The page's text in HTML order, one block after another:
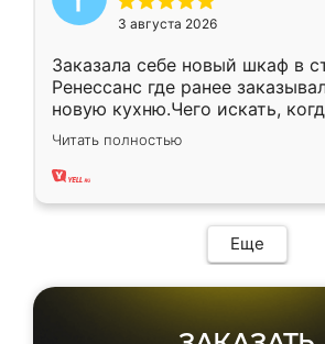
3 августа 2026
Заказала себе новый шкаф в
Ренессанс где ранее
новую кухню.Чего искать,
вполне довольна. Служит
два года, нареканий нет.
Читать полностью
Еще